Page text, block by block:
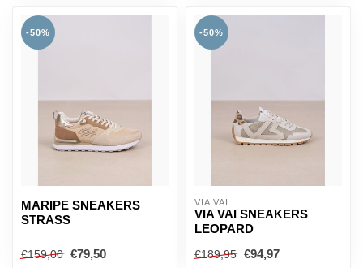
-50%
MARIPE SNEAKERS
STRASS
€159,00 €79,50
-50%
VIA VAI
VIA VAI SNEAKERS
LEOPARD
€189,95 €94,97